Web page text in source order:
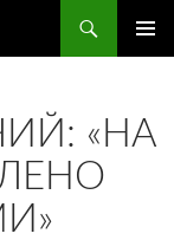
«НА